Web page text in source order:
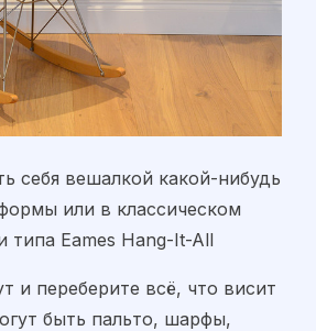
себя вешалкой какой-нибудь
или в классическом
типа Eames Hang-It-All
и переберите всё, что висит
быть пальто, шарфы,